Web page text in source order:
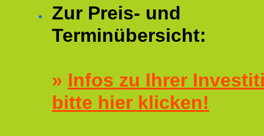
Zur Preis- und
Terminübersicht:
» Infos zu Ihrer
bitte hier klicken!